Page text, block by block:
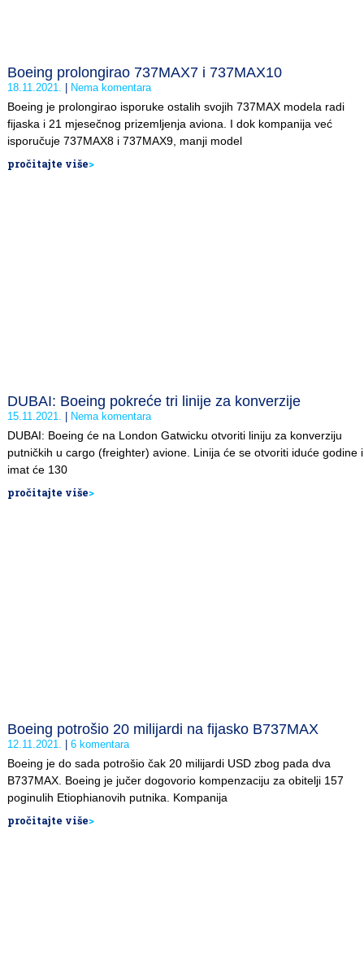
Boeing prolongirao 737MAX7 i 737MAX10
18.11.2021. Nema komentara
Boeing je prolongirao isporuke ostalih svojih 737MAX modela radi
fijaska i 21 mjesečnog prizemljenja aviona. I dok kompanija već
isporučuje 737MAX8 i 737MAX9, manji model
pročitajte više>
DUBAI: Boeing pokreće tri linije za konverzije
15.11.2021. Nema komentara
DUBAI: Boeing će na London Gatwicku otvoriti liniju za konverziju
putničkih u cargo (freighter) avione. Linija će se otvoriti iduće godine i
imat će 130
pročitajte više>
Boeing potrošio 20 milijardi na fijasko B737MAX
12.11.2021. 6 komentara
Boeing je do sada potrošio čak 20 milijardi USD zbog pada dva
B737MAX. Boeing je jučer dogovorio kompenzaciju za obitelji 157
poginulih Etiophianovih putnika. Kompanija
pročitajte više>